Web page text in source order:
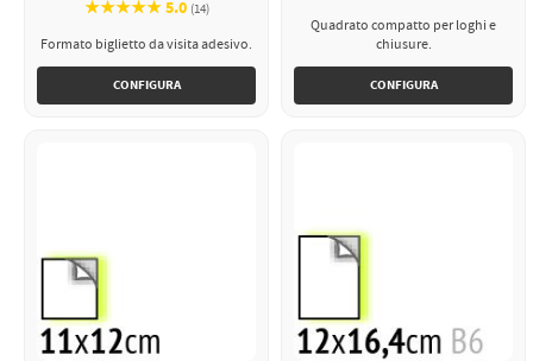
★★★★★ 5.0 (14)
Formato biglietto da visita adesivo.
CONFIGURA
Quadrato compatto per loghi e
chiusure.
CONFIGURA